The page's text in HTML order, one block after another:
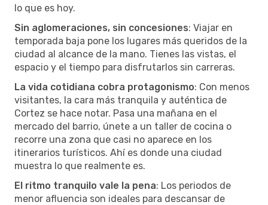
lo que es hoy.
Sin aglomeraciones, sin concesiones: Viajar en
temporada baja pone los lugares más queridos de la
ciudad al alcance de la mano. Tienes las vistas, el
espacio y el tiempo para disfrutarlos sin carreras.
La vida cotidiana cobra protagonismo: Con menos
visitantes, la cara más tranquila y auténtica de
Cortez se hace notar. Pasa una mañana en el
mercado del barrio, únete a un taller de cocina o
recorre una zona que casi no aparece en los
itinerarios turísticos. Ahí es donde una ciudad
muestra lo que realmente es.
El ritmo tranquilo vale la pena: Los periodos de
menor afluencia son ideales para descansar de